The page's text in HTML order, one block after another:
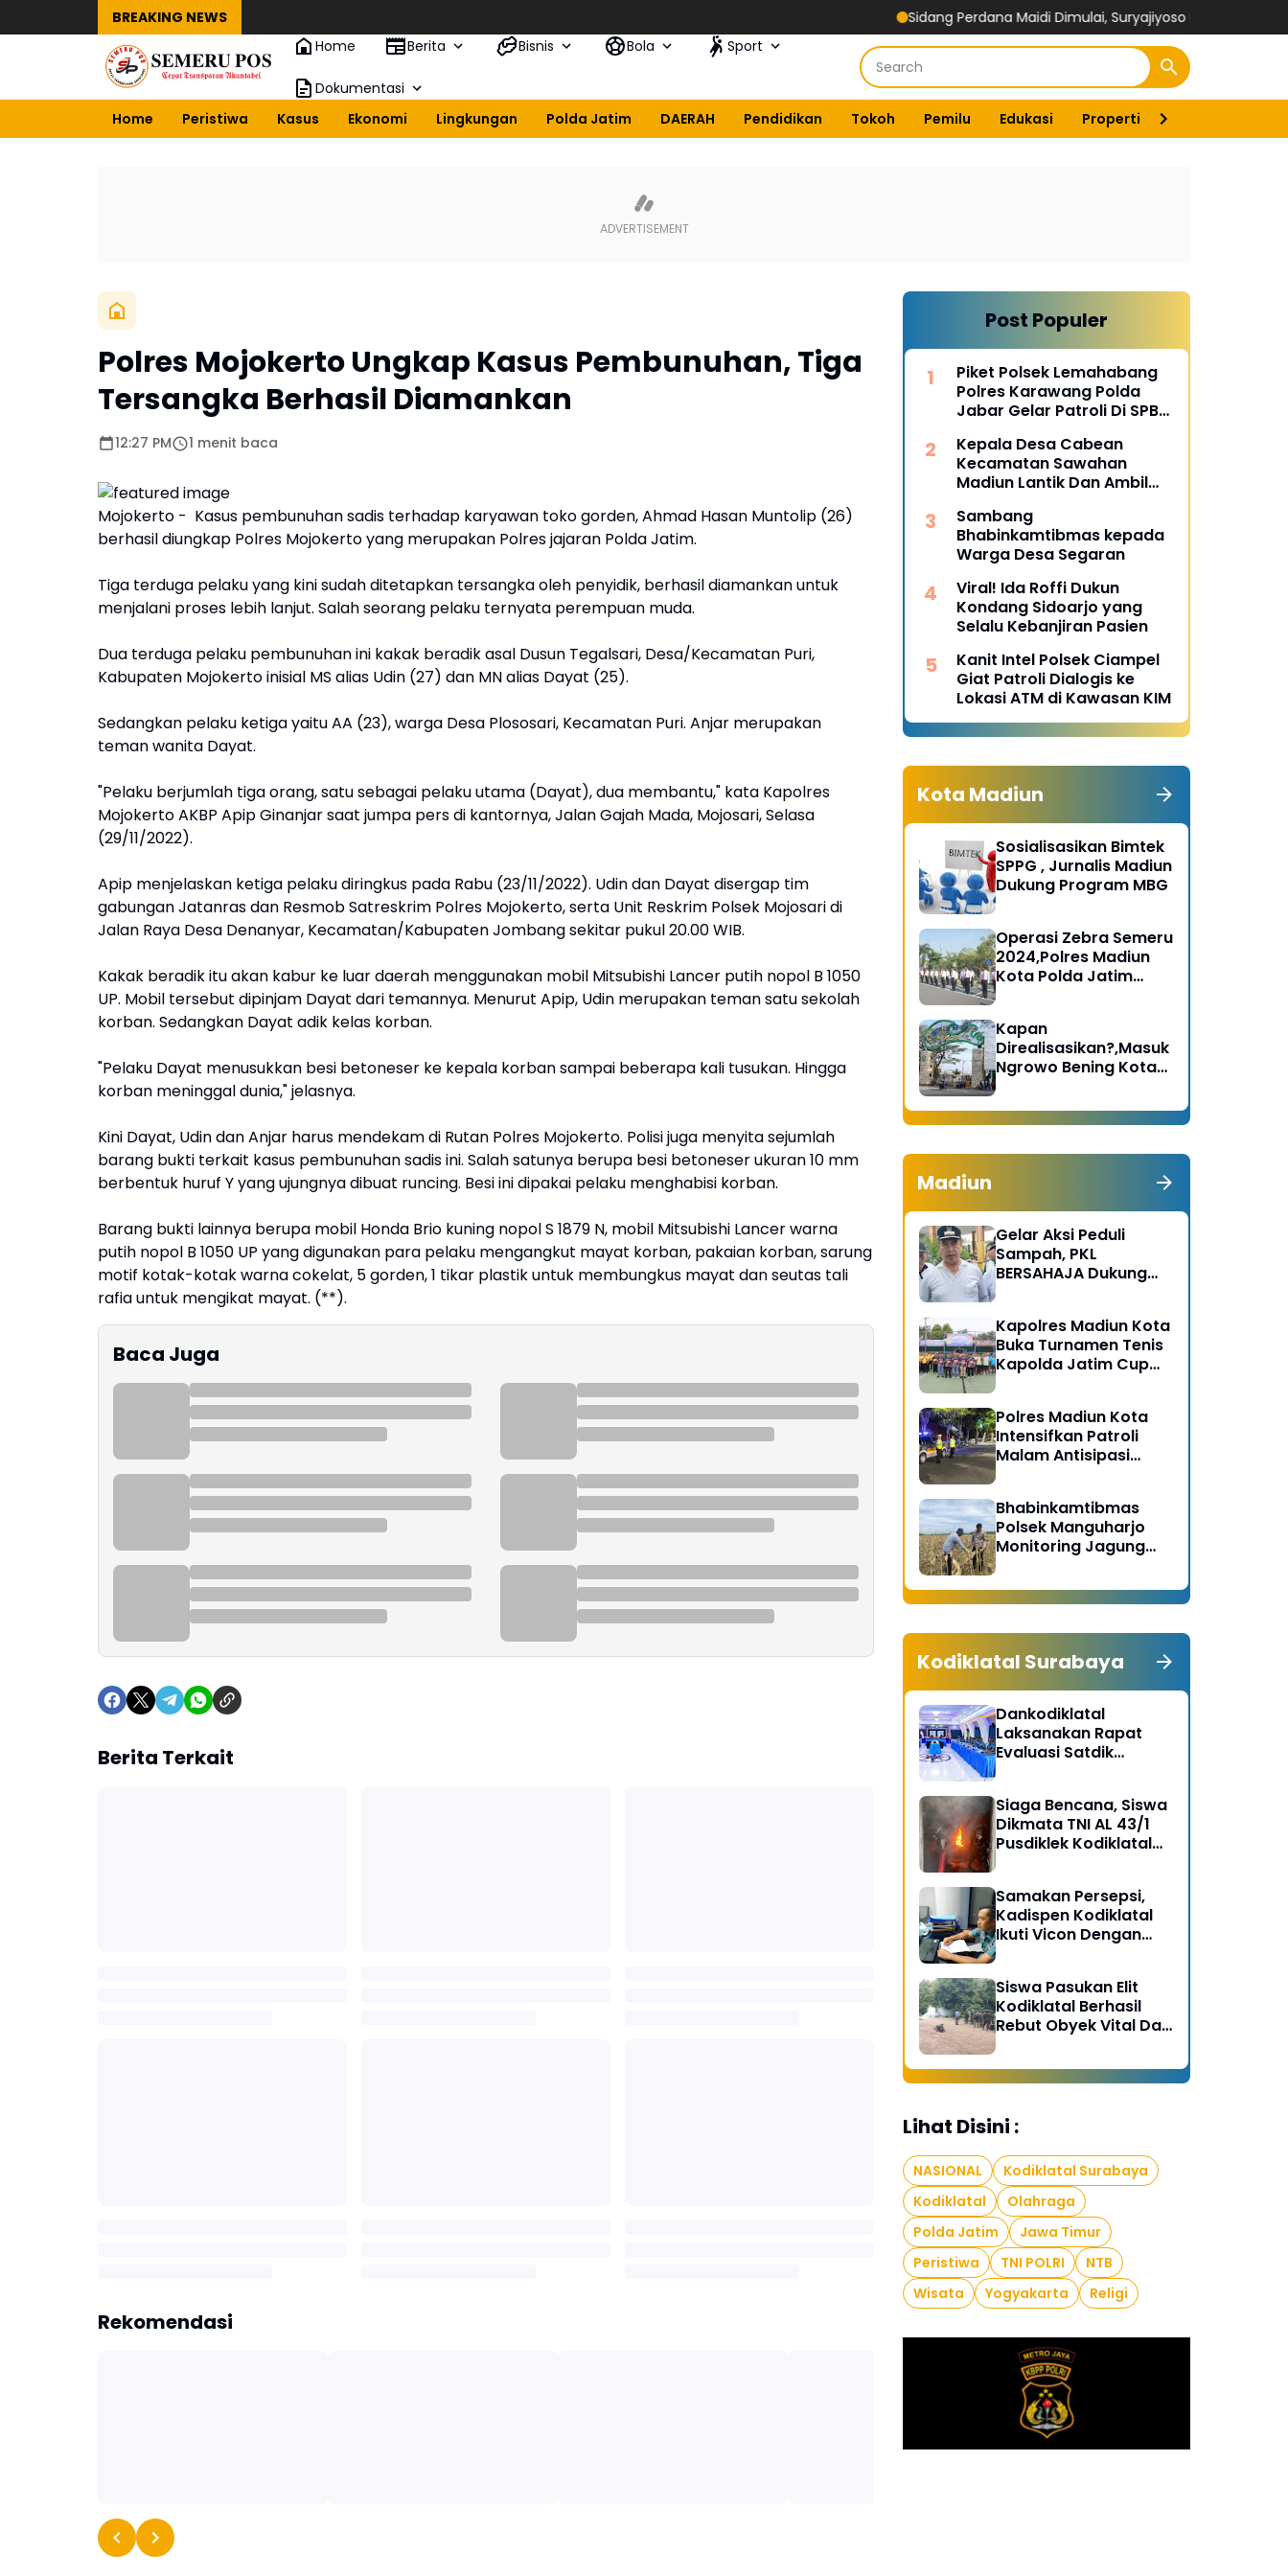
BREAKING NEWS
Sidang Perdana Maidi Dimulai, Suryajiyoso Ingatkan Publik Hormati
Home
Berita Bisnis Bola Sport
Dokumentasi
Home
Peristiwa Kasus Ekonomi Lingkungan Polda Jatim DAERAH Pendidikan Tokoh Pemilu Edukasi Properti
Polres Mojokerto Ungkap Kasus Pembunuhan, Tiga
Tersangka Berhasil Diamankan
12:27 PM 1 menit baca
Mojokerto - Kasus pembunuhan sadis terhadap karyawan toko gorden, Ahmad Hasan Muntolip (26)
berhasil diungkap Polres Mojokerto yang merupakan Polres jajaran Polda Jatim.
Tiga terduga pelaku yang kini sudah ditetapkan tersangka oleh penyidik, berhasil diamankan untuk
menjalani proses lebih lanjut. Salah seorang pelaku ternyata perempuan muda.
Dua terduga pelaku pembunuhan ini kakak beradik asal Dusun Tegalsari, Desa/Kecamatan Puri,
Kabupaten Mojokerto inisial MS alias Udin (27) dan MN alias Dayat (25).
Sedangkan pelaku ketiga yaitu AA (23), warga Desa Plososari, Kecamatan Puri. Anjar merupakan
teman wanita Dayat.
"Pelaku berjumlah tiga orang, satu sebagai pelaku utama (Dayat), dua membantu," kata Kapolres
Mojokerto AKBP Apip Ginanjar saat jumpa pers di kantornya, Jalan Gajah Mada, Mojosari, Selasa
(29/11/2022).
Apip menjelaskan ketiga pelaku diringkus pada Rabu (23/11/2022). Udin dan Dayat disergap tim
gabungan Jatanras dan Resmob Satreskrim Polres Mojokerto, serta Unit Reskrim Polsek Mojosari di
Jalan Raya Desa Denanyar, Kecamatan/Kabupaten Jombang sekitar pukul 20.00 WIB.
Kakak beradik itu akan kabur ke luar daerah menggunakan mobil Mitsubishi Lancer putih nopol B 1050
UP. Mobil tersebut dipinjam Dayat dari temannya. Menurut Apip, Udin merupakan teman satu sekolah
korban. Sedangkan Dayat adik kelas korban.
"Pelaku Dayat menusukkan besi betoneser ke kepala korban sampai beberapa kali tusukan. Hingga
korban meninggal dunia," jelasnya.
Kini Dayat, Udin dan Anjar harus mendekam di Rutan Polres Mojokerto. Polisi juga menyita sejumlah
barang bukti terkait kasus pembunuhan sadis ini. Salah satunya berupa besi betoneser ukuran 10 mm
berbentuk huruf Y yang ujungnya dibuat runcing. Besi ini dipakai pelaku menghabisi korban.
Barang bukti lainnya berupa mobil Honda Brio kuning nopol S 1879 N, mobil Mitsubishi Lancer warna
putih nopol B 1050 UP yang digunakan para pelaku mengangkut mayat korban, pakaian korban, sarung
motif kotak-kotak warna cokelat, 5 gorden, 1 tikar plastik untuk membungkus mayat dan seutas tali
rafia untuk mengikat mayat. (**).
Baca Juga
Berita Terkait
Rekomendasi
Post Populer
Piket Polsek Lemahabang
Polres Karawang Polda
Jabar Gelar Patroli Di SPBU
Kepala Desa Cabean
Kecamatan Sawahan
Madiun Lantik Dan Ambil
Sambang
Bhabinkamtibmas kepada
Warga Desa Segaran
Viral! Ida Roffi Dukun
Kondang Sidoarjo yang
Selalu Kebanjiran Pasien
Kanit Intel Polsek Ciampel
Giat Patroli Dialogis ke
Lokasi ATM di Kawasan KIM
Kota Madiun
Sosialisasikan Bimtek
SPPG , Jurnalis Madiun
Dukung Program MBG
Operasi Zebra Semeru
2024,Polres Madiun
Kota Polda Jatim
Kapan
Direalisasikan?,Masuk
Ngrowo Bening Kota
Dikenakan Tarif
Madiun
Gelar Aksi Peduli
Sampah, PKL
BERSAHAJA Dukung
Madiun
Kapolres Madiun Kota
Buka Turnamen Tenis
Kapolda Jatim Cup
Polres Madiun Kota
Intensifkan Patroli
Malam Antisipasi
Bhabinkamtibmas
Polsek Manguharjo
Monitoring Jagung
Dukung Swasembada
Pangan 2026
Kodiklatal Surabaya
Dankodiklatal
Laksanakan Rapat
Evaluasi Satdik
Siaga Bencana, Siswa
Dikmata TNI AL 43/1
Pusdiklek Kodiklatal
Kobocoran
Samakan Persepsi,
Kadispen Kodiklatal
Ikuti Vicon Dengan
Siswa Pasukan Elit
Kodiklatal Berhasil
Rebut Obyek Vital Dari
Lihat Disini :
NASIONAL
Kodiklatal Surabaya
Kodiklatal
Olahraga
Polda Jatim
Jawa Timur
Peristiwa
TNI POLRI
NTB
Wisata
Yogyakarta Religi